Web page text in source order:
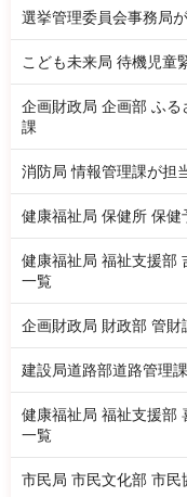
選挙管理委員会事務局
こども未来局 待機児童
企画財政局 企画部 ふ
課
消防局 情報管理課が担
健康福祉局 保健所 保
健康福祉局 福祉支援部
一覧
企画財政局 財政部 管
建設局道路部道路管理
健康福祉局 福祉支援部
一覧
市民局 市民文化部 市